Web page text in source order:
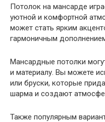
Потолок на мансарде
уютной и комфортной
может стать ярким
гармоничным
Мансардные потолки
и материалу. Вы можете
или бруски, которые
шарма и создают
Также популярным